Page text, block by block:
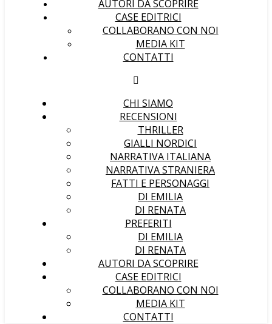
AUTORI DA SCOPRIRE
CASE EDITRICI
COLLABORANO CON NOI
MEDIA KIT
CONTATTI
CHI SIAMO
RECENSIONI
THRILLER
GIALLI NORDICI
NARRATIVA ITALIANA
NARRATIVA STRANIERA
FATTI E PERSONAGGI
DI EMILIA
DI RENATA
PREFERITI
DI EMILIA
DI RENATA
AUTORI DA SCOPRIRE
CASE EDITRICI
COLLABORANO CON NOI
MEDIA KIT
CONTATTI